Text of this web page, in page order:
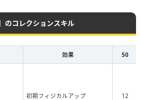
・ヒ
常時スタミナアップ
のコレクションスキル
効果 50
初期フィジカルアップ 12